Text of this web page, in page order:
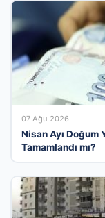
07 Ağu 2026
Nisan Ayı Doğum
Tamamlandı mı?